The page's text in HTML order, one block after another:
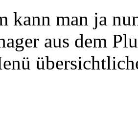
kann man ja
aus dem